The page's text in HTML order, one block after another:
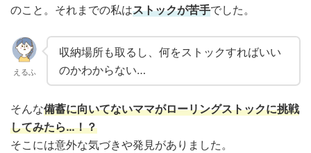
のこと。それまでの私はストックが苦手でした。
えるふ
収納場所も取るし、何をストックすればいい
のかわからない…
そんな備蓄に向いてないママがローリングストックに挑戦
してみたら…！？
そこには意外な気づきや発見がありました。